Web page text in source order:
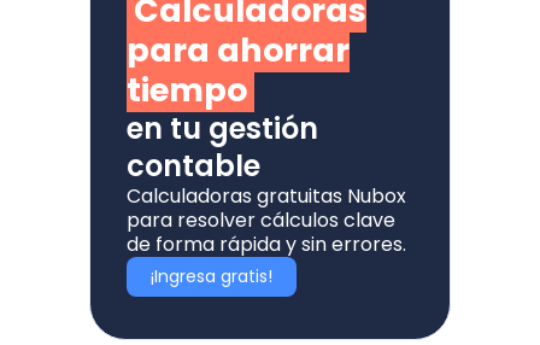
Calculadoras
para ahorrar
tiempo
en tu gestión
contable
Calculadoras gratuitas Nubox
para resolver cálculos clave
de forma rápida y sin errores.
¡Ingresa gratis!